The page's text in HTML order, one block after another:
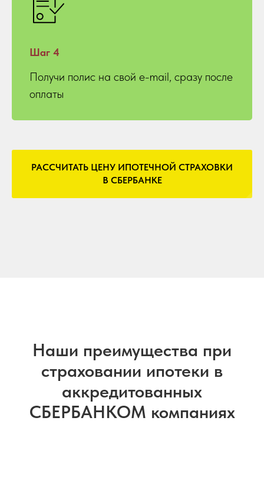
Шаг 4
Получи полис на свой e-mail, сразу после
оплаты
РАССЧИТАТЬ ЦЕНУ ИПОТЕЧНОЙ СТРАХОВКИ
В СБЕРБАНКЕ
Наши преимущества при
страховании ипотеки в
аккредитованных
СБЕРБАНКОМ компаниях